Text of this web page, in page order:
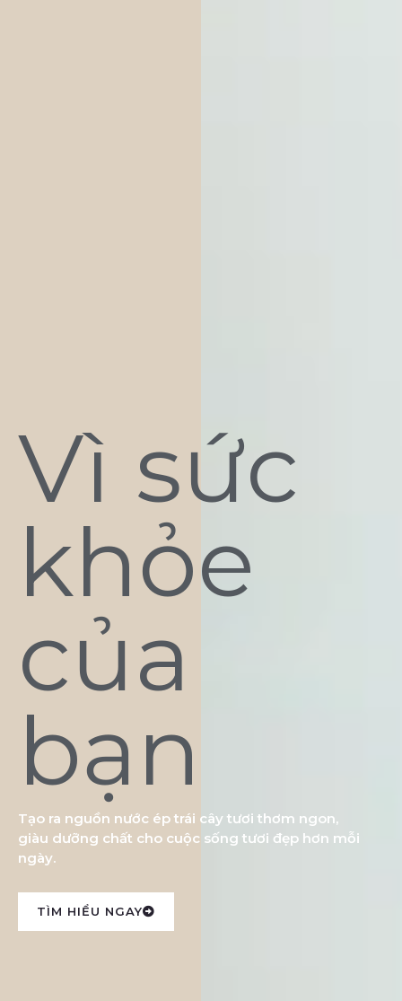
Vì sức
khỏe
của
bạn
Tạo ra nguồn nước ép trái cây tươi thơm ngon,
giàu dưỡng chất cho cuộc sống tươi đẹp hơn mỗi
ngày.
TÌM HIỂU NGAY